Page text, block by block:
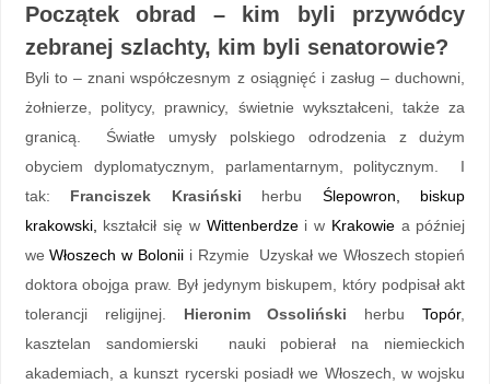
Początek obrad – kim byli przywódcy
zebranej szlachty, kim byli senatorowie?
Byli to – znani współczesnym z osiągnięć i zasług – duchowni,
żołnierze, politycy, prawnicy, świetnie wykształceni, także za
granicą. Światłe umysły polskiego odrodzenia z dużym
obyciem dyplomatycznym, parlamentarnym, politycznym. I
tak: Franciszek Krasiński herbu Ślepowron, biskup
krakowski,
kształcił się w Wittenberdzei w Krakowiea później
weWłoszech w Boloniii Rzymie Uzyskał we Włoszech stopień
doktora obojga praw. Był jedynym biskupem, który podpisał akt
tolerancji religijnej. Hieronim Ossoliński herbuTopór,
kasztelan sandomierski nauki pobierał na niemieckich
akademiach, a kunszt rycerski posiadł we Włoszech, w wojsku